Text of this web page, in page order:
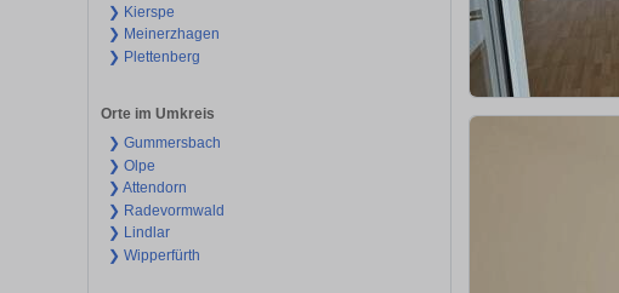
❯ Kierspe
❯ Meinerzhagen
❯ Plettenberg
Orte im Umkreis
❯ Gummersbach
❯ Olpe
❯ Attendorn
❯ Radevormwald
❯ Lindlar
❯ Wipperfürth